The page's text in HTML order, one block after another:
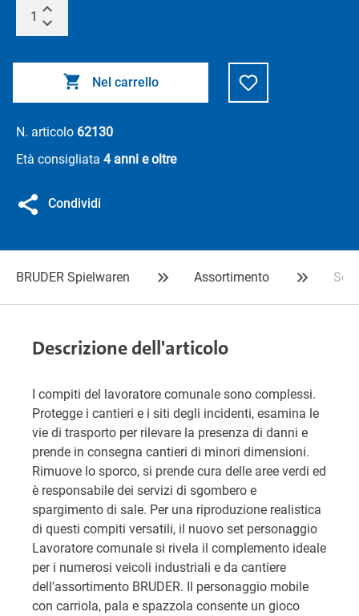
Nel carrello
N. articolo 62130
Età consigliata 4 anni e oltre
Condividi
BRUDER Spielwaren Assortimento Set
Descrizione dell'articolo
I compiti del lavoratore comunale sono complessi.
Protegge i cantieri e i siti degli incidenti, esamina le
vie di trasporto per rilevare la presenza di danni e
prende in consegna cantieri di minori dimensioni.
Rimuove lo sporco, si prende cura delle aree verdi ed
è responsabile dei servizi di sgombero e
spargimento di sale. Per una riproduzione realistica
di questi compiti versatili, il nuovo set personaggio
Lavoratore comunale si rivela il complemento ideale
per i numerosi veicoli industriali e da cantiere
dell'assortimento BRUDER. Il personaggio mobile
con carriola, pala e spazzola consente un gioco